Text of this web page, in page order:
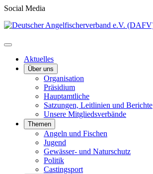
Social Media
Aktuelles
Über uns
Organisation
Präsidium
Hauptamtliche
Satzungen, Leitlinien und Berichte
Unsere Mitgliedsverbände
Themen
Angeln und Fischen
Jugend
Gewässer- und Naturschutz
Politik
Castingsport